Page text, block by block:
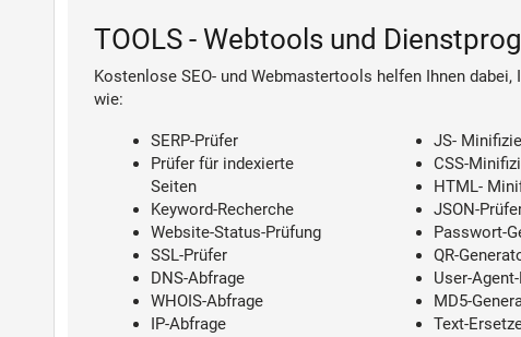
TOOLS - Webtools und
Kostenlose SEO- und Webmastertools helfen Ihnen
wie:
SERP-Prüfer
Prüfer für indexierte
Seiten
Keyword-Recherche
Website-Status-Prüfung
SSL-Prüfer
DNS-Abfrage
WHOIS-Abfrage
IP-Abfrage
JS-
CSS-
HTML-
JSON-
Passwort-
QR-
User-
MD5-
Text-